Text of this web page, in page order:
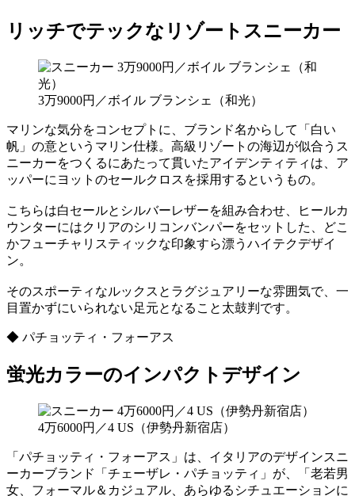
リッチでテックなリゾートスニーカー
3万9000円／ボイル ブランシェ（和光）
マリンな気分をコンセプトに、ブランド名からして「白い
帆」の意というマリン仕様。高級リゾートの海辺が似合うス
ニーカーをつくるにあたって貫いたアイデンティティは、ア
ッパーにヨットのセールクロスを採用するというもの。
こちらは白セールとシルバーレザーを組み合わせ、ヒールカ
ウンターにはクリアのシリコンバンパーをセットした、どこ
かフューチャリスティックな印象すら漂うハイテクデザイ
ン。
そのスポーティなルックスとラグジュアリーな雰囲気で、一
目置かずにいられない足元となること太鼓判です。
◆ パチョッティ・フォーアス
蛍光カラーのインパクトデザイン
4万6000円／4 US（伊勢丹新宿店）
「パチョッティ・フォーアス」は、イタリアのデザインスニ
ーカーブランド「チェーザレ・パチョッティ」が、「老若男
女、フォーマル＆カジュアル、あらゆるシチュエーションに